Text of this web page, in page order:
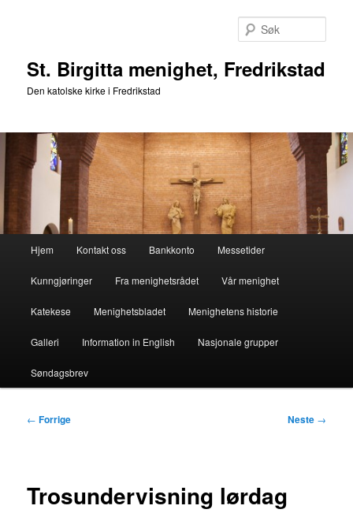
St. Birgitta menighet, Fredrikstad
Den katolske kirke i Fredrikstad
Hjem Kontakt oss Bankkonto Messetider
Kunngjøringer Fra menighetsrådet Vår menighet
Katekese Menighetsbladet Menighetens historie
Galleri Information in English Nasjonale grupper
Søndagsbrev
Innleggsnavigasjon
← Forrige Neste →
Trosundervisning lørdag